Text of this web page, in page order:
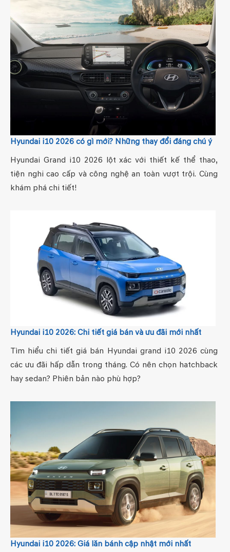
Hyundai i10 2026 có gì mới? Những thay đổi đáng chú ý
Hyundai Grand i10 2026 lột xác với thiết kế thể thao,
tiện nghi cao cấp và công nghệ an toàn vượt trội. Cùng
khám phá chi tiết!
Hyundai i10 2026: Chi tiết giá bán và ưu đãi mới nhất
Tìm hiểu chi tiết giá bán Hyundai grand i10 2026 cùng
các ưu đãi hấp dẫn trong tháng. Có nên chọn hatchback
hay sedan? Phiên bản nào phù hợp?
Hyundai i10 2026: Giá lăn bánh cập nhật mới nhất